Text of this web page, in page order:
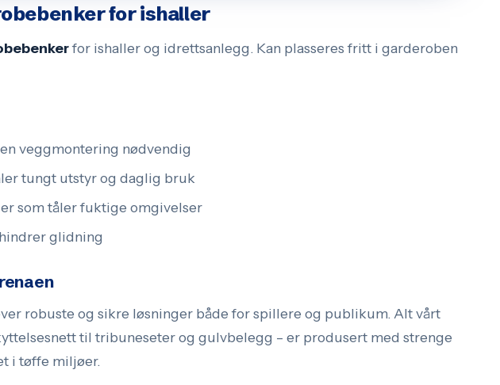
for ishaller
for ishaller og idrettsanlegg. Kan plasseres fritt i garderoben
veggmontering nødvendig
tungt utstyr og daglig bruk
som tåler fuktige omgivelser
glidning
robuste og sikre løsninger både for spillere og publikum. Alt vårt
til tribuneseter og gulvbelegg – er produsert med strenge
i tøffe miljøer.